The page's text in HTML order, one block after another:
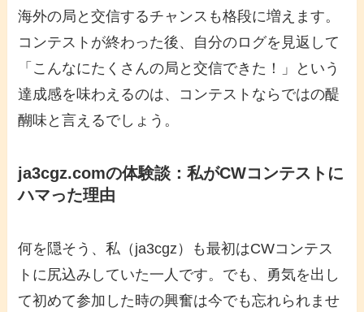
海外の局と交信するチャンスも格段に増えます。
コンテストが終わった後、自分のログを見返して
「こんなにたくさんの局と交信できた！」という
達成感を味わえるのは、コンテストならではの醍
醐味と言えるでしょう。
ja3cgz.comの体験談：私がCWコンテストに
ハマった理由
何を隠そう、私（ja3cgz）も最初はCWコンテス
ト に尻込みしていた一人です。でも、勇気を出し
て初めて参加した時の興奮は今でも忘れられませ